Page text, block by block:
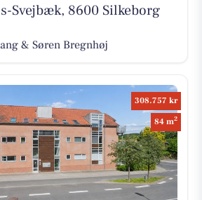
Svejbæk, 8600 Silkeborg
& Søren Bregnhøj
308.757 kr
84 m2